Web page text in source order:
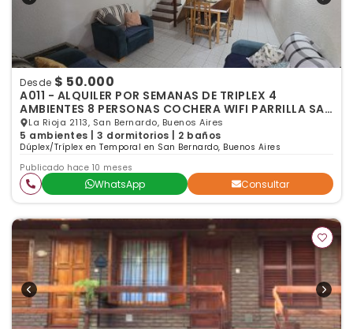
Desde $ 50.000
A011 - ALQUILER POR SEMANAS DE TRIPLEX 4
AMBIENTES 8 PERSONAS COCHERA WIFI PARRILLA SAN
BERNARDO
La Rioja 2113, San Bernardo, Buenos Aires
5 ambientes | 3 dormitorios | 2 baños
Dúplex/Tríplex en Temporal en San Bernardo, Buenos Aires
Publicado hace 10 meses
WhatsApp Consultar